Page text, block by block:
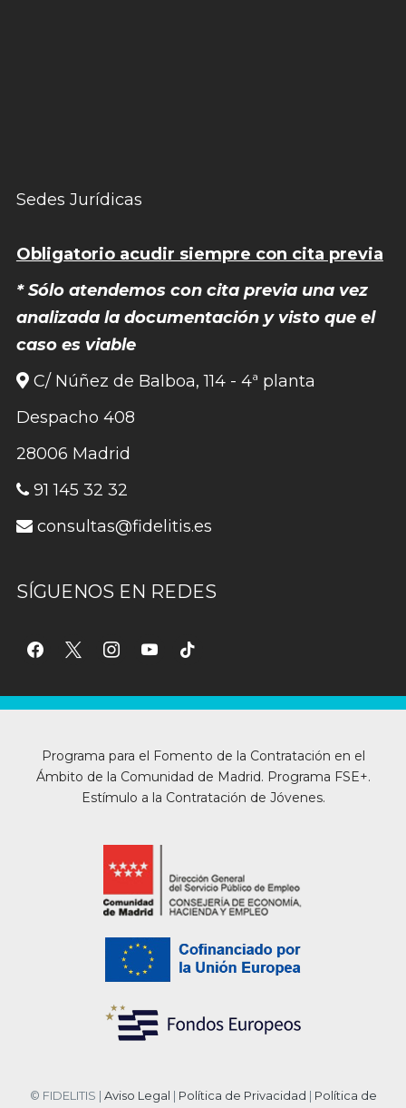
Sedes Jurídicas
Obligatorio acudir siempre con cita previa
* Sólo atendemos con cita previa una vez
analizada la documentación y visto que el
caso es viable
C/ Núñez de Balboa, 114 - 4ª planta
Despacho 408
28006 Madrid
91 145 32 32
consultas@fidelitis.es
SÍGUENOS EN REDES
facebook
x instagramyoutubetiktok
Programa para el Fomento de la Contratación en el
Ámbito de la Comunidad de Madrid. Programa FSE+.
Estímulo a la Contratación de Jóvenes.
© FIDELITIS | Aviso Legal | Política de Privacidad | Política de